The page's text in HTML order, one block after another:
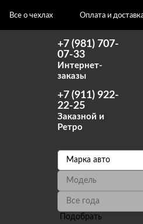
Все о чехлах Оплата и
+7 (981) 707-
07-33
Интернет-
заказы
+7 (911) 922-
22-25
Заказной и
Ретро
Подобрать